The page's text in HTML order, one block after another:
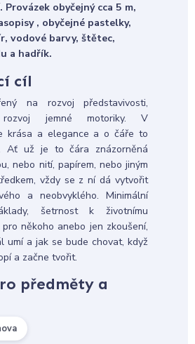
obyčejný cca 5 m,
, obyčejné pastelky,
vodové barvy, štětec,
a hadřík.
cíl
na rozvoj představivosti,
jemné motoriky. V
krása a elegance a o čáře to
Ať už je to čára znázorněná
nebo nití, papírem, nebo jiným
vždy se z ní dá vytvořit
a neobvyklého. Minimální
šetrnost k životnímu
někoho anebo jen zkoušení,
umí a jak se bude chovat, když
a začne tvořit.
předměty a